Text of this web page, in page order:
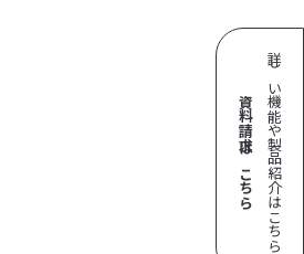
詳しい機能や製品紹介はこちら
資料請求はこちら